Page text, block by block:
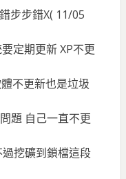
步步錯X( 11/05
定期更新 XP不更
不更新也是垃圾
題 自己一直不更
挖礦到鎖檔這段